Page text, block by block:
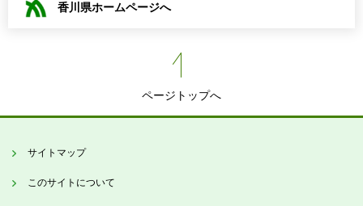
香川県ホームページへ
ページトップへ
サイトマップ
このサイトについて